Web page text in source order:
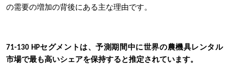
の需要の増加の背後にある主な理由です。
71-130 HPセグメントは、予測期間中に世界の農機具レンタル
市場で最も高いシェアを保持すると推定されています。